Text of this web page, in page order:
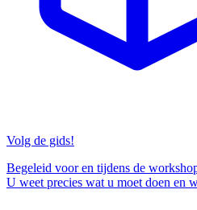
Volg de gids!
Begeleid voor en tijdens de
U weet precies wat u moet doen en